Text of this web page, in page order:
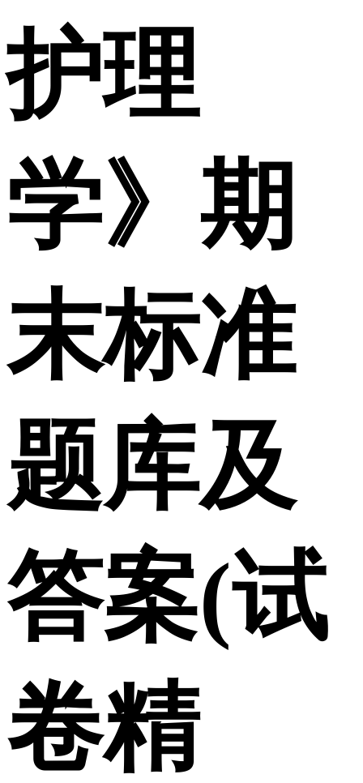
护理
学》期
末标准
题库及
答案(试
卷精